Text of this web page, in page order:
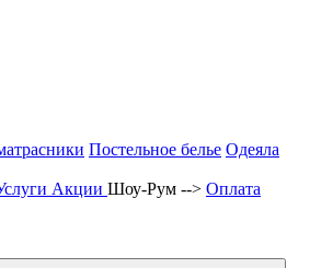
Постельное белье Одеяла
Акции Шоу-Рум --> Оплата